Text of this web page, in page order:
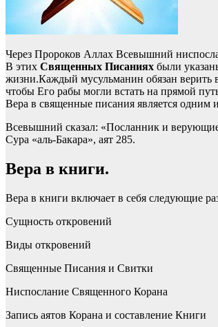
Через Пророков Аллах Всевышний
В этих Священных Писаниях были
жизни.Каждый мусульманин обязан
чтобы Его рабы могли встать на прямой
Вера в священные писания является одним
Всевышний сказал: «Посланник и верующие
Сура «аль-Бакара», аят 285.
Вера в книги.
Вера в книги включает в себя следующие
Сущность откровений
Виды откровений
Священные Писания и Свитки
Ниспослание Священного Корана
Запись аятов Корана и составление Книги